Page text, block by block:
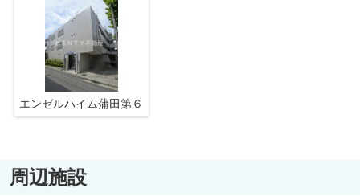
エンゼルハイム蒲田第６
周辺施設